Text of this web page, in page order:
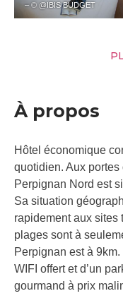
– © @IBIS BUDGET
À propos
Hôtel économique
quotidien. Aux portes
Perpignan Nord est
Sa situation
rapidement aux sites
plages sont à
Perpignan est à
WIFI offert et d’un
gourmand à prix